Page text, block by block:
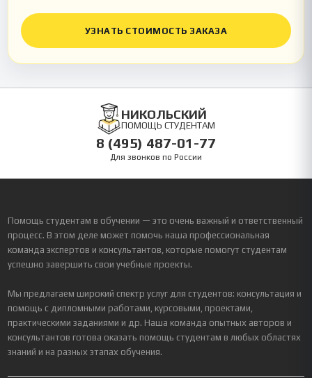
УЗНАТЬ СТОИМОСТЬ ЗАКАЗА
НИКОЛЬСКИЙ
ПОМОЩЬ СТУДЕНТАМ
8 (495) 487-01-77
Для звонков по России
Помощь студентам в обучении — это очень важный и ответственный
процесс. В этом деле может помочь наша профессиональная
команда экспертов и консультантов, которые помогут студентам
успешно завершить свои учебные проекты.
Мы предлагаем широкий спектр услуг для студентов: консультация и
помощь с дипломными работами, курсовыми, проектами,
практическими заданиями и др. Наша команда опытных авторов и
консультантов готова оказать помощь студентам в любых областях
знаний и на разных этапах обучения.